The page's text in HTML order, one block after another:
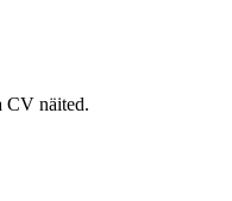
CV näited.